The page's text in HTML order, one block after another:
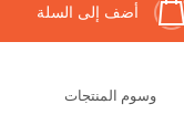
أضف إلى السلة
وسوم المنتجات